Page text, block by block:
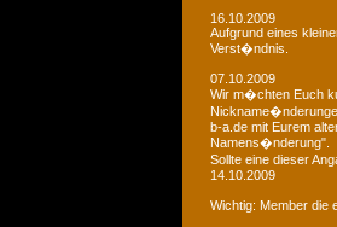
16.10.2009
Aufgrund eines
Verst�ndnis.
07.10.2009
Wir m�chten Euch
b-a.de mit Eurem
Namens�nderung".
Sollte eine dieser
14.10.2009
Wichtig: Member die